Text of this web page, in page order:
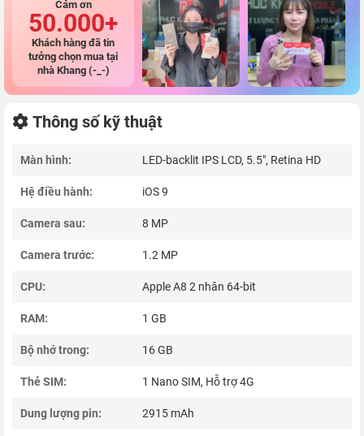
Cám ơn
50.000+
Khách hàng đã tin
tưởng chọn mua tại
nhà Khang (-_-)
Thông số kỹ thuật
Màn hình: LED-backlit IPS LCD, 5.5", Retina HD
Hệ điều hành: iOS 9
Camera sau: 8 MP
Camera trước: 1.2 MP
CPU: Apple A8 2 nhân 64-bit
RAM: 1 GB
Bộ nhớ trong: 16 GB
Thẻ SIM: 1 Nano SIM, Hỗ trợ 4G
Dung lượng pin: 2915 mAh